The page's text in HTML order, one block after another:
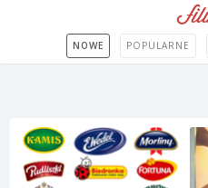
NOWE POPULARNE